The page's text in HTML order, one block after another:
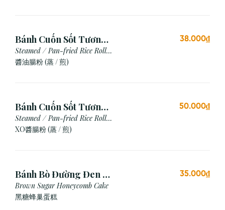
Bánh Cuốn Sốt Tương
Xì Dầu (Hấp/Chiên)
Steamed / Pan-fried Rice Roll
with Soy Sauce
醬油腸粉 (蒸 / 煎)
38.000₫
Bánh Cuốn Sốt Tương
Xo (Hấp/Chiên)
Steamed / Pan-fried Rice Roll
with XO Sauce
XO醬腸粉 (蒸 / 煎)
50.000₫
Bánh Bò Đường Đen (1
Cái)
Brown Sugar Honeycomb Cake
黑糖蜂巢蛋糕
35.000₫